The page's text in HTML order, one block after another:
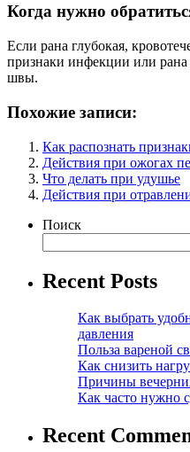
Когда нужно
Если рана глубокая,
признаки инфекции или рана
швы.
Похожие записи:
Как распознать
Действия при ожогах
Что делать при удушье
Действия при
Поиск
Recent Posts
Как выбрать
давления
Польза вареной
Как снизить
Причины
Как часто нужно
Recent